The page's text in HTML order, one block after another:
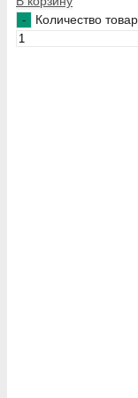
Количество